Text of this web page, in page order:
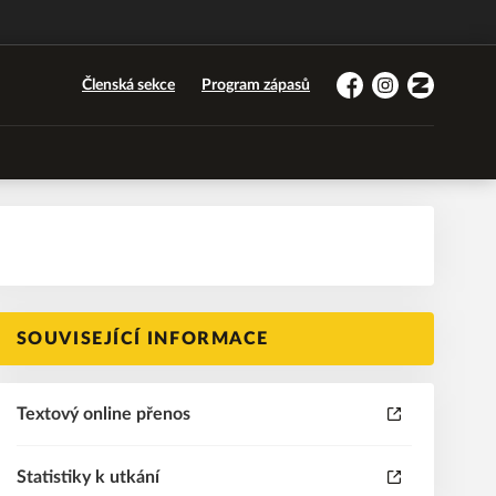
Členská sekce Program zápasů
FacebookInstagramZonerama
SOUVISEJÍCÍ INFORMACE
Textový online přenos
Statistiky k utkání